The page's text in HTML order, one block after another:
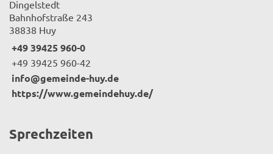
Dingelstedt
Bahnhofstraße 243
38838 Huy
+49 39425 960-0
+49 39425 960-42
info@gemeinde-huy.de
https://www.gemeindehuy.de/
Sprechzeiten